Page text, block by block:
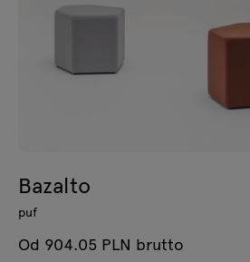
Bazalto
puf
Od 904.05 PLN brutto